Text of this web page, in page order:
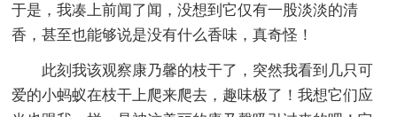
于是，我凑上前闻了闻，没想到它仅有一股淡淡的清
香，甚至也能够说是没有什么香味，真奇怪！
此刻我该观察康乃馨的枝干了，突然我看到几只可
爱的小蚂蚁在枝干上爬来爬去，趣味极了！我想它们应